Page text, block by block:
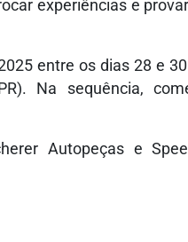
experiências e
entre os dias 28 e
Na sequência,
Autopeças e